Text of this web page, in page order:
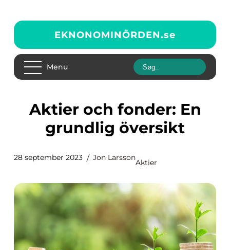
EKNONOMINÖRDEN.se
Menu
Aktier och fonder: En
grundlig översikt
28 september 2023 Jon Larsson
Aktier